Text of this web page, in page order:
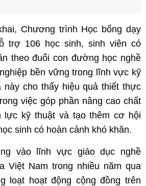
Chương trình Học bổng dạy
trợ 106 học sinh, sinh viên có
theo đuổi con đường học nghề
bền vững trong lĩnh vực kỹ
này cho thấy hiệu quả thiết thực
việc góp phần nâng cao chất
lực kỹ thuật và tạo thêm cơ hội
sinh có hoàn cảnh khó khăn.
vào lĩnh vực giáo dục nghề
Việt Nam trong nhiều năm qua
loạt hoạt động cộng đồng trên